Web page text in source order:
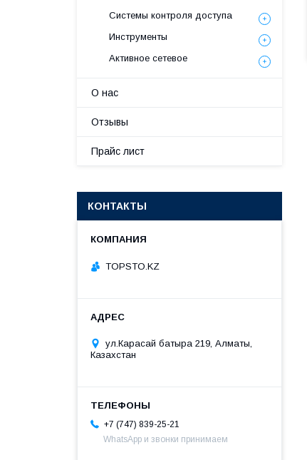
Системы контроля доступа
Инструменты
Активное сетевое
О нас
Отзывы
Прайс лист
КОНТАКТЫ
TOPSTO.KZ
ул.Карасай батыра 219, Алматы,
Казахстан
+7 (747) 839-25-21
WhatsApp и звонки принимаем